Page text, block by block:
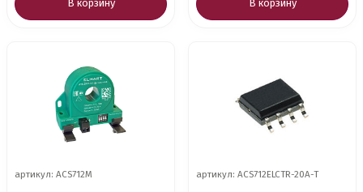
В корзину В корзину
артикул: ACS712M артикул: ACS712ELCTR-20A-T